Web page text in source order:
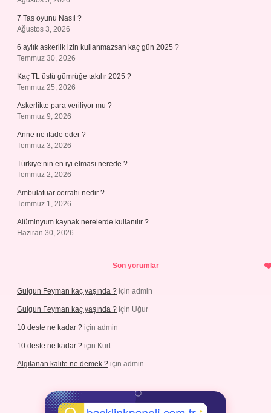
7 Taş oyunu Nasıl ?
Ağustos 3, 2026
6 aylık askerlik izin kullanmazsan kaç gün 2025 ?
Temmuz 30, 2026
Kaç TL üstü gümrüğe takılır 2025 ?
Temmuz 25, 2026
Askerlikte para veriliyor mu ?
Temmuz 9, 2026
Anne ne ifade eder ?
Temmuz 3, 2026
Türkiye’nin en iyi elması nerede ?
Temmuz 2, 2026
Ambulatuar cerrahi nedir ?
Temmuz 1, 2026
Alüminyum kaynak nerelerde kullanılır ?
Haziran 30, 2026
Son yorumlar
Gulgun Feyman kaç yaşında ? için admin
Gulgun Feyman kaç yaşında ? için Uğur
10 deste ne kadar ? için admin
10 deste ne kadar ? için Kurt
Algılanan kalite ne demek ? için admin